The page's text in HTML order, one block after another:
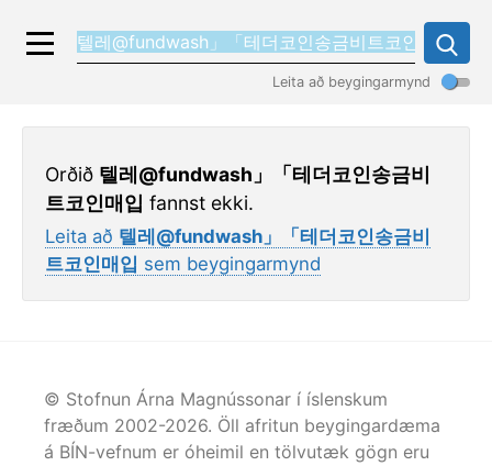
Leita að beygingarmynd
Orðið 텔레@fundwash」「테더코인송금비
트코인매입 fannst ekki.
Leita að 텔레@fundwash」「테더코인송금비
트코인매입 sem beygingarmynd
© Stofnun Árna Magnússonar í íslenskum
fræðum 2002-2026. Öll afritun beygingardæma
á BÍN-vefnum er óheimil en tölvutæk gögn eru